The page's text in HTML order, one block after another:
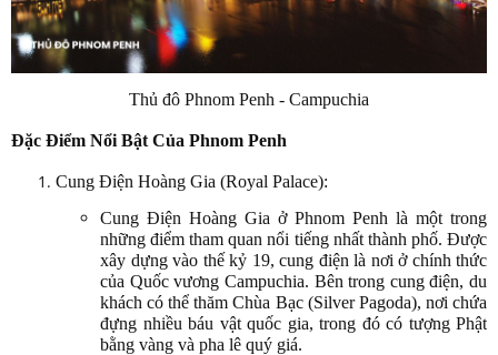
Thủ đô Phnom Penh - Campuchia
Đặc Điểm Nổi Bật Của Phnom Penh
Cung Điện Hoàng Gia (Royal Palace):
Cung Điện Hoàng Gia ở Phnom Penh là một trong
những điểm tham quan nổi tiếng nhất thành phố. Được
xây dựng vào thế kỷ 19, cung điện là nơi ở chính thức
của Quốc vương Campuchia. Bên trong cung điện, du
khách có thể thăm Chùa Bạc (Silver Pagoda), nơi chứa
đựng nhiều báu vật quốc gia, trong đó có tượng Phật
bằng vàng và pha lê quý giá.